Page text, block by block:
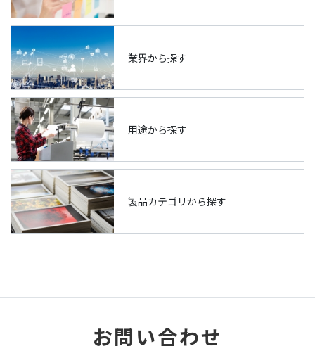
業界から探す
用途から探す
製品カテゴリから探す
お問い合わせ